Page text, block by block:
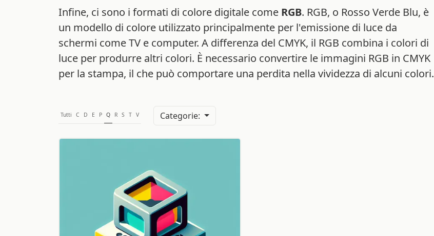
Infine, ci sono i formati di colore digitale come RGB. RGB, o Rosso Verde Blu, è
un modello di colore utilizzato principalmente per l'emissione di luce da
schermi come TV e computer. A differenza del CMYK, il RGB combina i colori di
luce per produrre altri colori. È necessario convertire le immagini RGB in CMYK
per la stampa, il che può comportare una perdita nella vividezza di alcuni colori.
Tutti C D E P Q R S T V Categorie: